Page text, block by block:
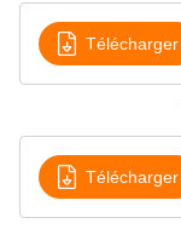
Télécharger
Télécharger